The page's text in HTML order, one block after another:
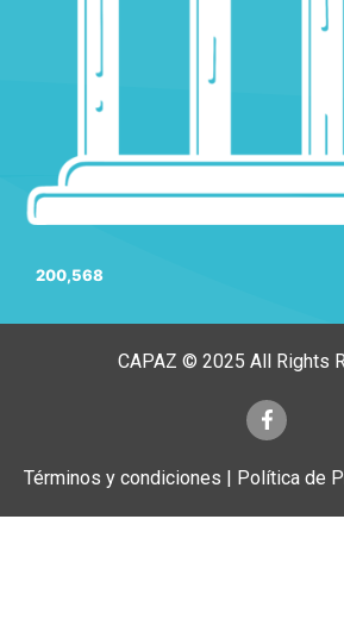
200,568
CAPAZ © 2025 All Rights
Términos y condiciones | Política de